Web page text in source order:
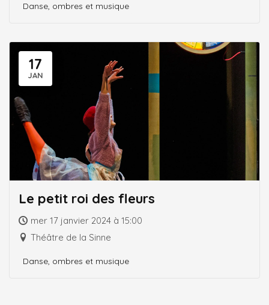
Danse, ombres et musique
17
JAN
Le petit roi des fleurs
mer 17 janvier 2024 à 15:00
Théâtre de la Sinne
Danse, ombres et musique